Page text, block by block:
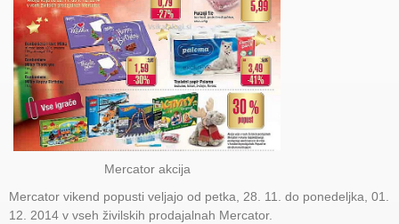
Mercator akcija
Mercator vikend popusti veljajo od petka, 28. 11. do ponedeljka, 01.
12. 2014 v vseh živilskih prodajalnah Mercator.